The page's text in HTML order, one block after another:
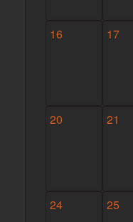
16 17
20 21
24 25